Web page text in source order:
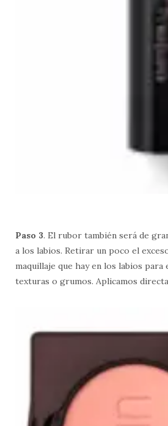
Paso 3. El rubor también será de
a los labios. Retirar un poco el
maquillaje que hay en los labios
texturas o grumos. Aplicamos